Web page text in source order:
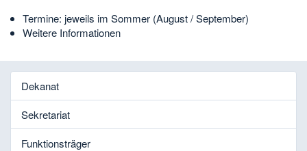
Termine: jeweils im Sommer (August / September)
Weitere Informationen
Dekanat
Sekretariat
Funktionsträger